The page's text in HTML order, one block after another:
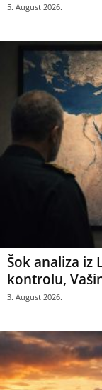
5. August 2026.
Šok analiza iz
kontrolu,
3. August 2026.